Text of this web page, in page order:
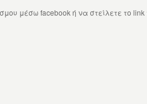
μέσω facebook ή να στείλετε το